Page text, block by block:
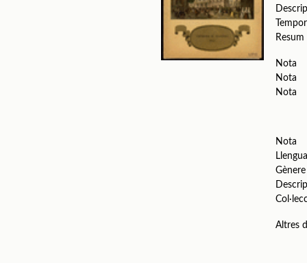
Resum
Nota
Nota
Nota
Nota
Gènere
Altres